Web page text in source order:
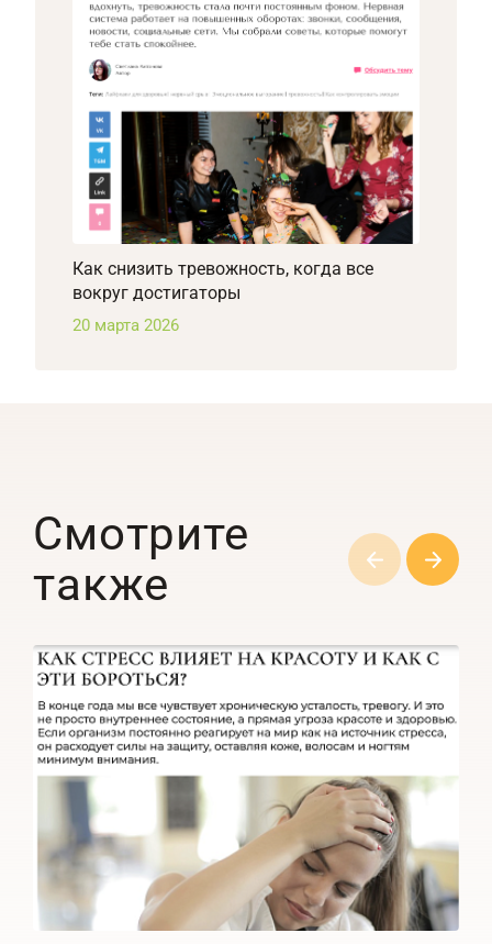
Как снизить тревожность, когда все
вокруг достигаторы
20 марта 2026
Смотрите
также